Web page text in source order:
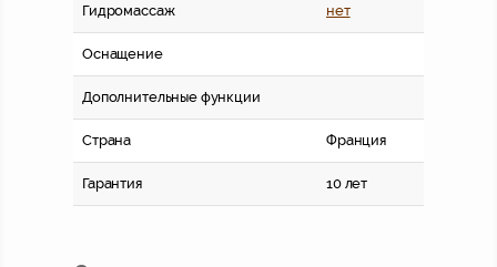
Гидромассаж нет
Оснащение
Дополнительные функции
Страна Франция
Гарантия 10 лет